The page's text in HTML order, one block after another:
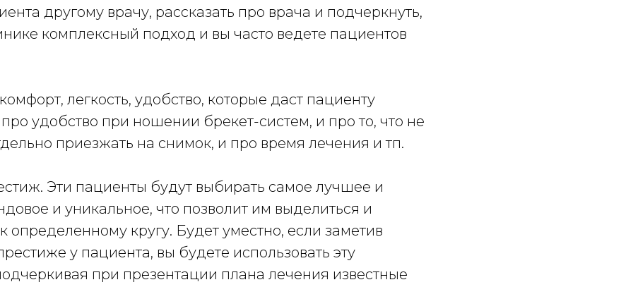
другому врачу, рассказать про врача и подчеркнуть,
комплексный подход и вы часто ведете пациентов
легкость, удобство, которые даст пациенту
про удобство при ношении брекет-систем, и про то, что не
приезжать на снимок, и про время лечения и тп. ⠀
Эти пациенты будут выбирать самое лучшее и
и уникальное, что позволит им выделиться и
определенному кругу. Будет уместно, если заметив
у пациента, вы будете использовать эту
при презентации плана лечения известные